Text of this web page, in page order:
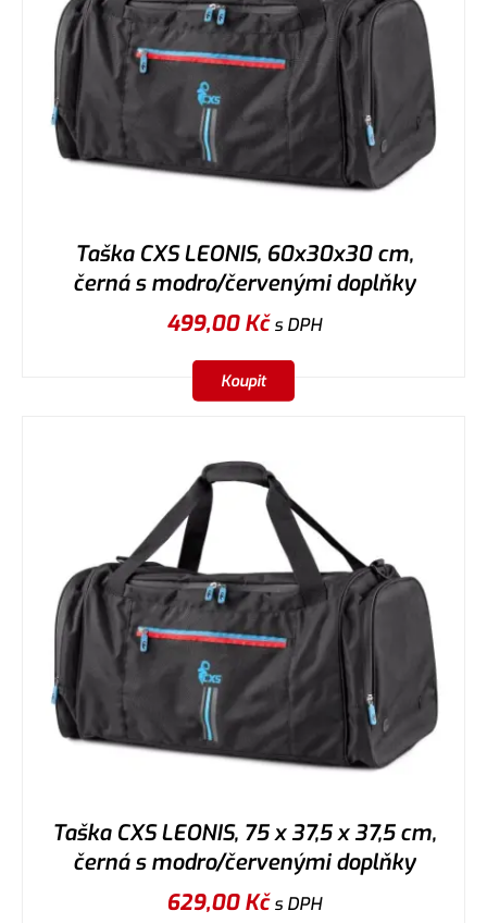
Taška CXS LEONIS, 60x30x30 cm,
černá s modro/červenými doplňky
499,00Kčs DPH
Koupit
Taška CXS LEONIS, 75 x 37,5 x 37,5 cm,
černá s modro/červenými doplňky
629,00Kčs DPH